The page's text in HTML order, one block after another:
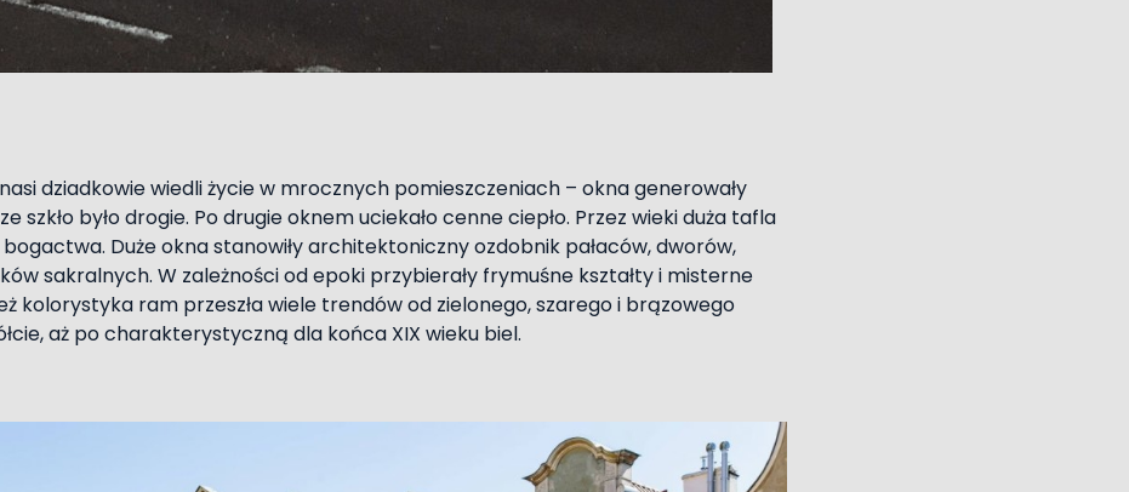
dziadkowie wiedli życie w mrocznych pomieszczeniach – okna generowały
szkło było drogie. Po drugie oknem uciekało cenne ciepło. Przez wieki duża tafla
Duże okna stanowiły architektoniczny ozdobnik pałaców, dworów,
sakralnych. W zależności od epoki przybierały frymuśne kształty i misterne
kolorystyka ram przeszła wiele trendów od zielonego, szarego i brązowego
aż po charakterystyczną dla końca XIX wieku biel.